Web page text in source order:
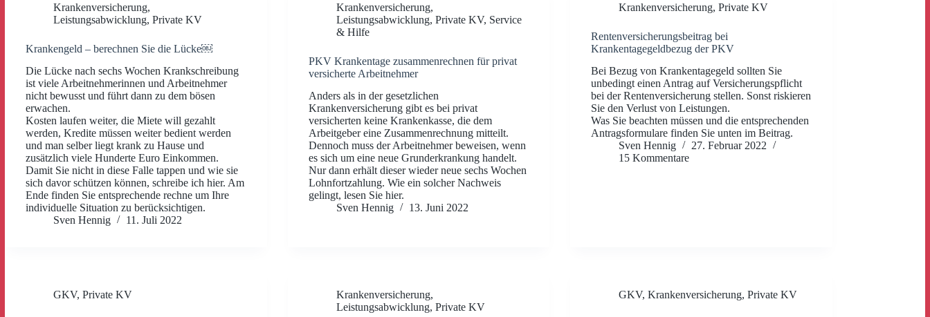
Krankenversicherung,
Leistungsabwicklung, Private KV
Krankengeld – berechnen Sie die Lücke￼
Die Lücke nach sechs Wochen Krankschreibung
ist viele Arbeitnehmerinnen und Arbeitnehmer
nicht bewusst und führt dann zu dem bösen
erwachen.
Kosten laufen weiter, die Miete will gezahlt
werden, Kredite müssen weiter bedient werden
und man selber liegt krank zu Hause und
zusätzlich viele Hunderte Euro Einkommen.
Damit Sie nicht in diese Falle tappen und wie sie
sich davor schützen können, schreibe ich hier. Am
Ende finden Sie entsprechende rechne um Ihre
individuelle Situation zu berücksichtigen.
Sven Hennig
11. Juli 2022
Krankenversicherung,
Leistungsabwicklung, Private KV, Service
& Hilfe
PKV Krankentage zusammenrechnen für privat
versicherte Arbeitnehmer
Anders als in der gesetzlichen
Krankenversicherung gibt es bei privat
versicherten keine Krankenkasse, die dem
Arbeitgeber eine Zusammenrechnung mitteilt.
Dennoch muss der Arbeitnehmer beweisen, wenn
es sich um eine neue Grunderkrankung handelt.
Nur dann erhält dieser wieder neue sechs Wochen
Lohnfortzahlung. Wie ein solcher Nachweis
gelingt, lesen Sie hier.
Sven Hennig
13. Juni 2022
Krankenversicherung,Private KV
Rentenversicherungsbeitrag bei
Krankentagegeldbezug der PKV
Bei Bezug von Krankentagegeld sollten Sie
unbedingt einen Antrag auf Versicherungspflicht
bei der Rentenversicherung stellen. Sonst riskieren
Sie den Verlust von Leistungen.
Was Sie beachten müssen und die entsprechenden
Antragsformulare finden Sie unten im Beitrag.
Sven Hennig
27. Februar 2022
15 Kommentare
GKV, Private KV Krankenversicherung,
Leistungsabwicklung, Private KV
GKV,Krankenversicherung,Private KV